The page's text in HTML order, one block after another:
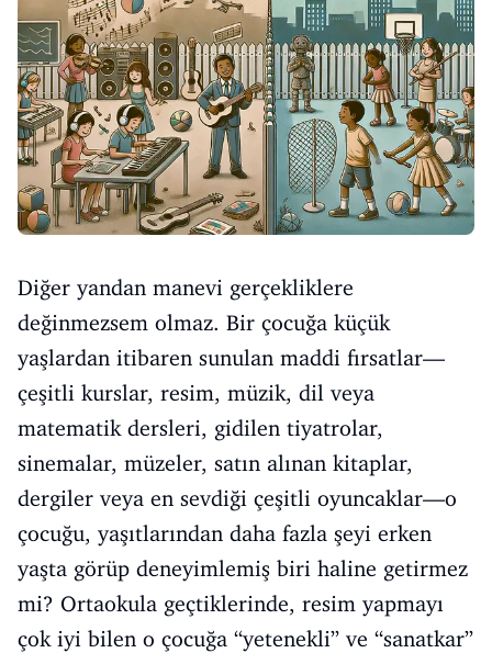
Diğer yandan manevi gerçekliklere
değinmezsem olmaz. Bir çocuğa küçük
yaşlardan itibaren sunulan maddi fırsatlar—
çeşitli kurslar, resim, müzik, dil veya
matematik dersleri, gidilen tiyatrolar,
sinemalar, müzeler, satın alınan kitaplar,
dergiler veya en sevdiği çeşitli oyuncaklar—o
çocuğu, yaşıtlarından daha fazla şeyi erken
yaşta görüp deneyimlemiş biri haline getirmez
mi? Ortaokula geçtiklerinde, resim yapmayı
çok iyi bilen o çocuğa “yetenekli” ve “sanatkar”